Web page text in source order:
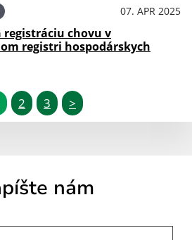
07. APR 2025
registráciu chovu v
registri hospodárskych
2 3 >
nám